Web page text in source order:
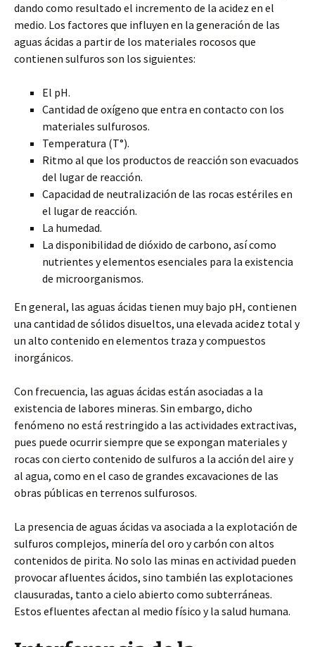
dando como resultado el incremento de la acidez en el
medio. Los factores que influyen en la generación de las
aguas ácidas a partir de los materiales rocosos que
contienen sulfuros son los siguientes:
El pH.
Cantidad de oxígeno que entra en contacto con los
materiales sulfurosos.
Temperatura (T°).
Ritmo al que los productos de reacción son evacuados
del lugar de reacción.
Capacidad de neutralización de las rocas estériles en
el lugar de reacción.
La humedad.
La disponibilidad de dióxido de carbono, así como
nutrientes y elementos esenciales para la existencia
de microorganismos.
En general, las aguas ácidas tienen muy bajo pH, contienen
una cantidad de sólidos disueltos, una elevada acidez total y
un alto contenido en elementos traza y compuestos
inorgánicos.
Con frecuencia, las aguas ácidas están asociadas a la
existencia de labores mineras. Sin embargo, dicho
fenómeno no está restringido a las actividades extractivas,
pues puede ocurrir siempre que se expongan materiales y
rocas con cierto contenido de sulfuros a la acción del aire y
al agua, como en el caso de grandes excavaciones de las
obras públicas en terrenos sulfurosos.
La presencia de aguas ácidas va asociada a la explotación de
sulfuros complejos, minería del oro y carbón con altos
contenidos de pirita. No solo las minas en actividad pueden
provocar afluentes ácidos, sino también las explotaciones
clausuradas, tanto a cielo abierto como subterráneas.
Estos efluentes afectan al medio físico y la salud humana.